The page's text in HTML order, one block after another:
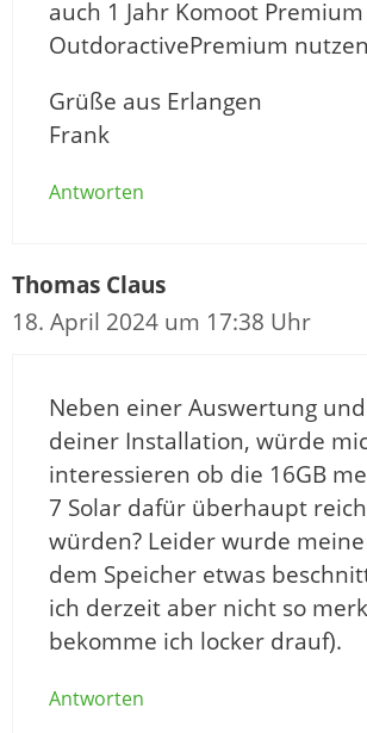
auch 1 Jahr Komoot
OutdoractivePremium
Grüße aus Erlangen
Frank
Antworten
Thomas Claus
18. April 2024 um 17:38 Uhr
Neben einer Auswertung
deiner Installation, würde
interessieren ob die 16GB
7 Solar dafür überhaupt
würden? Leider wurde
dem Speicher etwas
ich derzeit aber nicht so
bekomme ich locker drauf).
Antworten